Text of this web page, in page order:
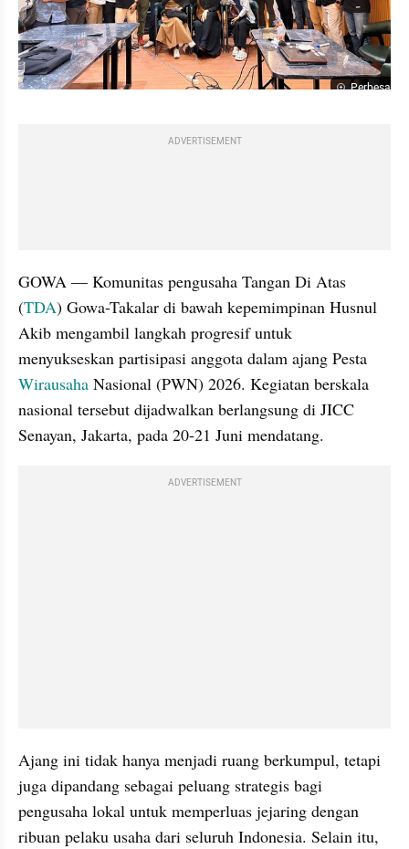
Perbesar
ADVERTISEMENT
GOWA — Komunitas pengusaha Tangan Di Atas
(TDA) Gowa-Takalar di bawah kepemimpinan Husnul
Akib mengambil langkah progresif untuk
Wirausaha Nasional (PWN) 2026. Kegiatan berskala
nasional tersebut dijadwalkan berlangsung di JICC
Senayan, Jakarta, pada 20-21 Juni mendatang.
ADVERTISEMENT
Ajang ini tidak hanya menjadi ruang berkumpul, tetapi
juga dipandang sebagai peluang strategis bagi
pengusaha lokal untuk memperluas jejaring dengan
ribuan pelaku usaha dari seluruh Indonesia. Selain itu,